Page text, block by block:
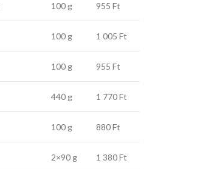
100 g 955 Ft
100 g 1 005 Ft
100 g 955 Ft
440 g 1 770 Ft
100 g 880 Ft
2×90 g 1 380 Ft